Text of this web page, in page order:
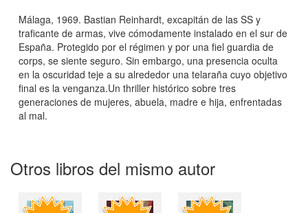
Málaga, 1969. Bastian Reinhardt, excapitán de las SS y
traficante de armas, vive cómodamente instalado en el sur de
España. Protegido por el régimen y por una fiel guardia de
corps, se siente seguro. Sin embargo, una presencia oculta
en la oscuridad teje a su alrededor una telaraña cuyo objetivo
final es la venganza.Un thriller histórico sobre tres
generaciones de mujeres, abuela, madre e hija, enfrentadas
al mal.
Otros libros del mismo autor